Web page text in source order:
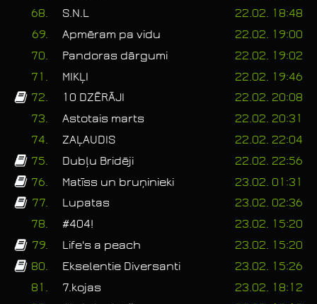
68.
S.N.L
22.02. 18:48
69.
Apmēram pa vidu
22.02. 19:00
70.
Pandoras dārgumi
22.02. 19:02
71.
MIKĻI
22.02. 19:46
72.
10 DZĒRĀJI
22.02. 20:08
73.
Astotais marts
22.02. 20:31
74.
ZAĻAUDIS
22.02. 22:04
75.
Dubļu Bridēji
22.02. 22:56
76.
Matīss un bruņinieki
23.02. 01:31
77.
Lupatas
23.02. 02:36
78.
#404!
23.02. 15:20
79.
Life's a peach
23.02. 15:20
80.
Ekselentie Diversanti
23.02. 15:26
81.
7.kojas
23.02. 18:12